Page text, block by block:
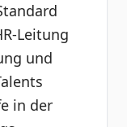
Leitung
und
in der